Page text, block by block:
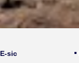
E-sic